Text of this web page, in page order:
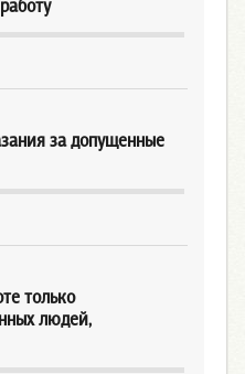
за допущенные
только
людей,